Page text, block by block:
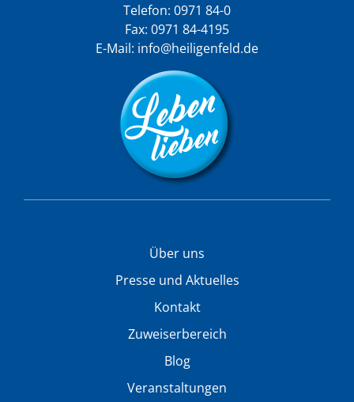
Telefon: 0971 84-0
Fax: 0971 84-4195
E-Mail: info@heiligenfeld.de
Über uns
Presse und Aktuelles
Kontakt
Zuweiserbereich
Blog
Veranstaltungen